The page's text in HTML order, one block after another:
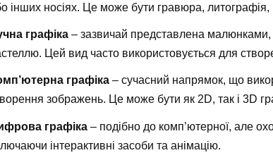
інших носіях. Це може бути гравюра,
графіка – зазвичай представлена
Цей вид часто використовується для
графіка – сучасний напрямок, що
зображень. Це може бути як 2D, так і 3D
графіка – подібно до комп’ютерної, але
інтерактивні засоби та анімацію.